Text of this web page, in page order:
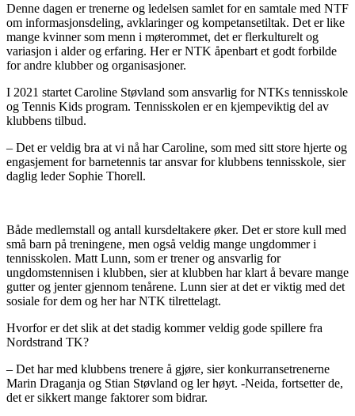
Denne dagen er trenerne og ledelsen samlet for en samtale med NTF
om informasjonsdeling, avklaringer og kompetansetiltak. Det er like
mange kvinner som menn i møterommet, det er flerkulturelt og
variasjon i alder og erfaring. Her er NTK åpenbart et godt forbilde
for andre klubber og organisasjoner.
I 2021 startet Caroline Støvland som ansvarlig for NTKs tennisskole
og Tennis Kids program. Tennisskolen er en kjempeviktig del av
klubbens tilbud.
– Det er veldig bra at vi nå har Caroline, som med sitt store hjerte og
engasjement for barnetennis tar ansvar for klubbens tennisskole, sier
daglig leder Sophie Thorell.
Både medlemstall og antall kursdeltakere øker. Det er store kull med
små barn på treningene, men også veldig mange ungdommer i
tennisskolen. Matt Lunn, som er trener og ansvarlig for
ungdomstennisen i klubben, sier at klubben har klart å bevare mange
gutter og jenter gjennom tenårene. Lunn sier at det er viktig med det
sosiale for dem og her har NTK tilrettelagt.
Hvorfor er det slik at det stadig kommer veldig gode spillere fra
Nordstrand TK?
– Det har med klubbens trenere å gjøre, sier konkurransetrenerne
Marin Draganja og Stian Støvland og ler høyt. -Neida, fortsetter de,
det er sikkert mange faktorer som bidrar.